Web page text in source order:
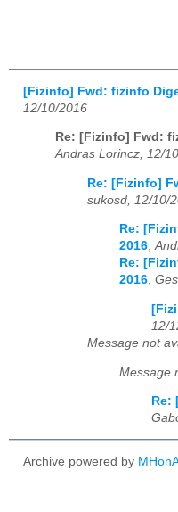
[Fizinfo] Fwd: fizinfo
12/10/2016
Re: [Fizinfo] Fwd:
Andras Lorincz, 12/
Re: [Fizinfo]
sukosd, 12/10/
Re:
2016,
Re:
2016,
12/
Message not
Message
Re:
Archive powered by